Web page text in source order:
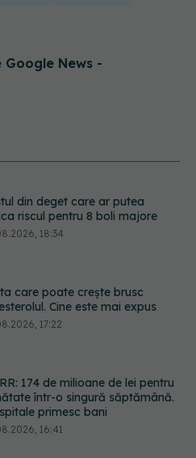
News -
care poate crește brusc
Cine este mai expus
17:22
174 de milioane de lei pentru
într-o singură săptămână.
primesc bani
durează simptomele
15:14